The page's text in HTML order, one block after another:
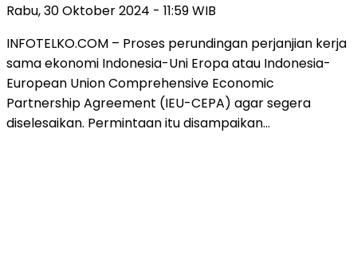
Rabu, 30 Oktober 2024 - 11:59 WIB
INFOTELKO.COM – Proses perundingan perjanjian kerja
sama ekonomi Indonesia-Uni Eropa atau Indonesia-
European Union Comprehensive Economic
Partnership Agreement (IEU-CEPA) agar segera
diselesaikan. Permintaan itu disampaikan…